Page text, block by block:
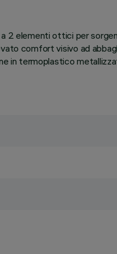
a 2 elementi ottici per
comfort visivo ad
in termoplastico